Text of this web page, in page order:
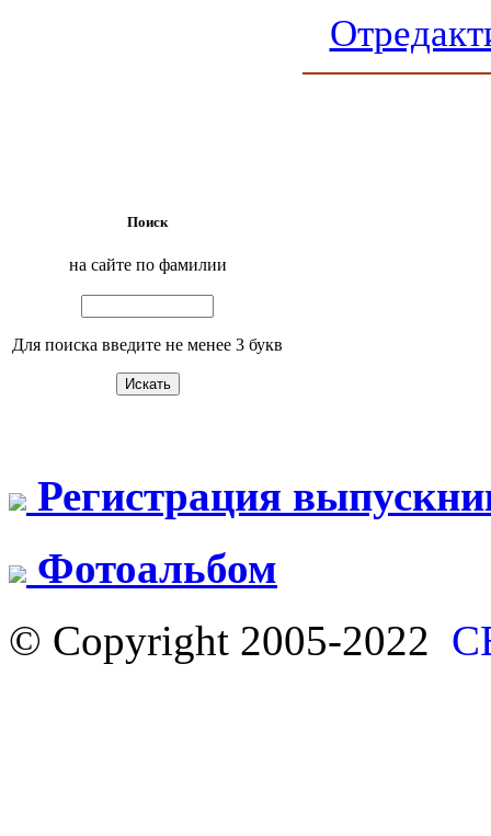
Поиск
на сайте по фамилии
Для поиска введите не менее 3 букв
Регистрация
Фотоальбом
© Copyright 2005-2022